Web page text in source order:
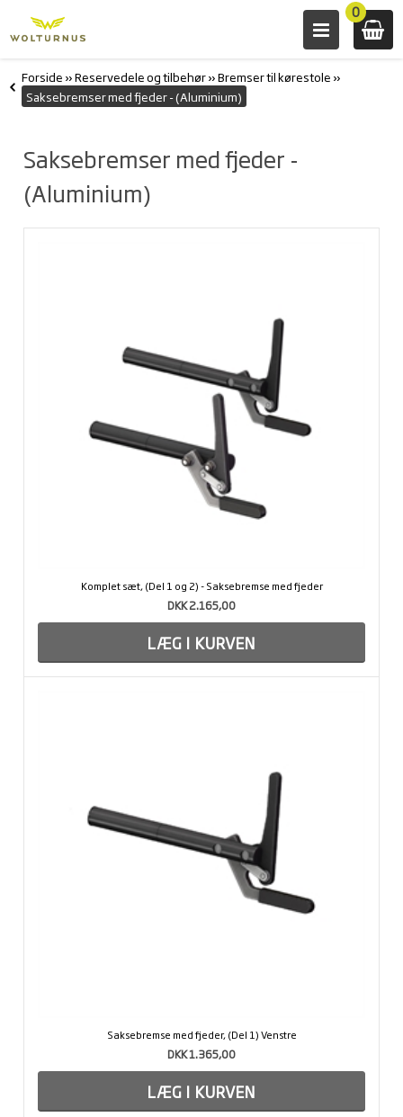
0
Forside »Reservedele og tilbehør»Bremser til kørestole »
Saksebremser med fjeder - (Aluminium)
Saksebremser med fjeder -
(Aluminium)
Komplet sæt, (Del 1 og 2) - Saksebremse med fjeder
DKK 2.165,00
Saksebremse med fjeder, (Del 1) Venstre
DKK 1.365,00